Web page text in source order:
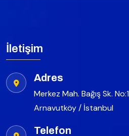
İletişim
Adres
Merkez Mah. Bağış Sk. No:1
Arnavutköy / İstanbul
Telefon